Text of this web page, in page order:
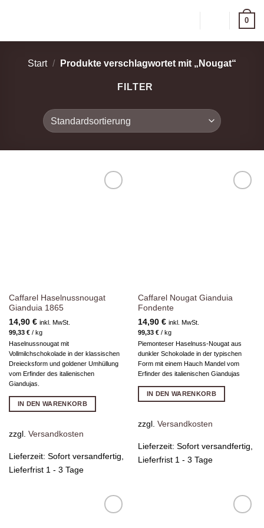
0
Start / Produkte verschlagwortet mit „Nougat“
FILTER
Caffarel Haselnussnougat
Gianduia 1865
14,90 € inkl. MwSt.
99,33 €/ kg
Haselnussnougat mit
Vollmilchschokolade in der klassischen
Dreiecksform und goldener Umhüllung
vom Erfinder des italienischen
Giandujas.
IN DEN WARENKORB
zzgl. Versandkosten
Lieferzeit: Sofort versandfertig,
Lieferfrist 1 - 3 Tage
Caffarel Nougat Gianduia
Fondente
14,90 € inkl. MwSt.
99,33 €/ kg
Piemonteser Haselnuss-Nougat aus
dunkler Schokolade in der typischen
Form mit einem Hauch Mandel vom
Erfinder des italienischen Giandujas
IN DEN WARENKORB
zzgl. Versandkosten
Lieferzeit: Sofort versandfertig,
Lieferfrist 1 - 3 Tage